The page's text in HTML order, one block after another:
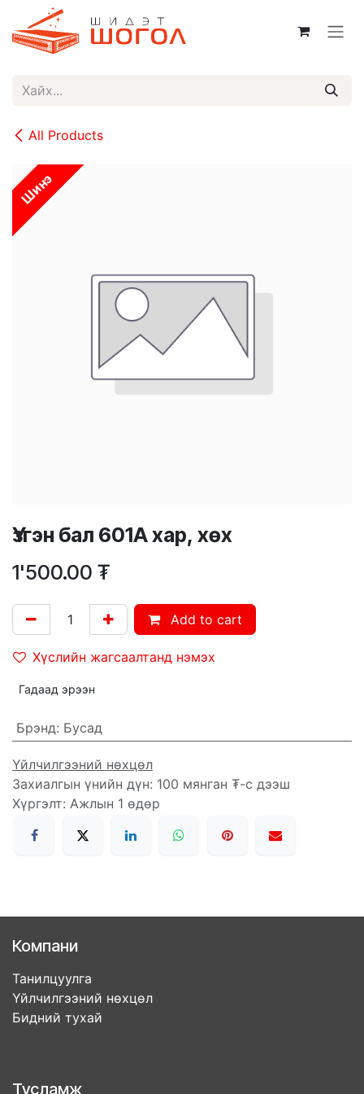
Skip to Content
All Products
Шинэ
Үзгэн бал 601A хар, хөх
1'500.00 ₮
Add to cart
Хүслийн жагсаалтанд нэмэх
Гадаад эрээн
Брэнд: Бусад
Үйлчилгээний нөхцөл
Захиалгын үнийн дүн: 100 мянган ₮-с дээш
Хүргэлт: Ажлын 1 өдөр
Компани
Танилцуулга
Үйлчилгээний нөхцөл
Бидний тухай
Тусламж